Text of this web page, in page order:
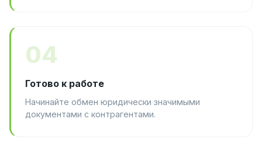
04
Готово к работе
Начинайте обмен юридически значимыми
документами с контрагентами.